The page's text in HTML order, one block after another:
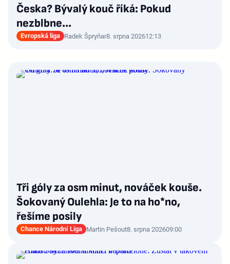
Česka? Bývalý kouč říká: Pokud
nezblbne...
Evropská liga Radek Špryňar8. srpna 202612:13
Tři góly za osm minut, nováček kouše.
Šokovaný Oulehla: Je to na ho*no,
řešíme posily
Chance Národní Liga Martin Pešout8. srpna 202609:00